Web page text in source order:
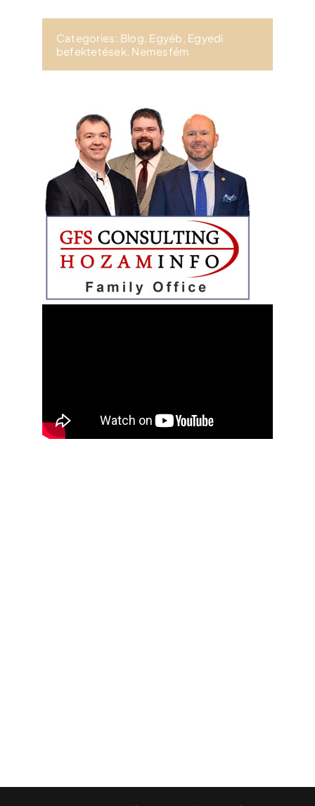
Categories: Blog, Egyéb, Egyedi
befektetések, Nemesfém